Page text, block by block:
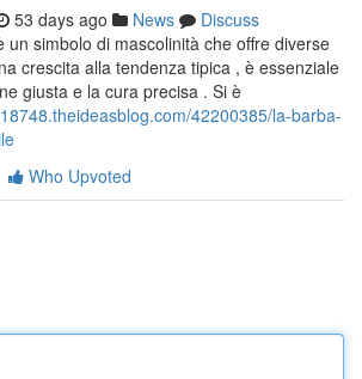
53 days ago News
Discuss
un simbolo di mascolinità che offre diverse
crescita alla tendenza tipica , è essenziale
giusta e la cura precisa . Si è
42200385/la-barba-
Who Upvoted